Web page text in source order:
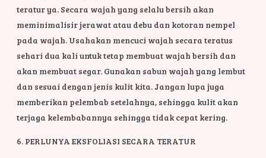
teratur ya. Secara wajah yang selalu bersih akan
meminimalisir jerawat atau debu dan kotoran nempel
pada wajah. Usahakan mencuci wajah secara teratus
sehari dua kali untuk tetap membuat wajah bersih dan
akan membuat segar. Gunakan sabun wajah yang lembut
dan sesuai dengan jenis kulit kita. Jangan lupa juga
memberikan pelembab setelahnya, sehingga kulit akan
terjaga kelembabannya sehingga tidak cepat kering.
6. PERLUNYA EKSFOLIASI SECARA TERATUR